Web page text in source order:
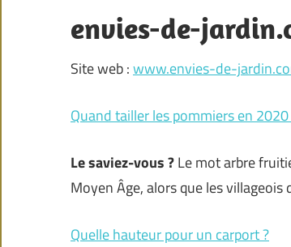
envies-de-
Site web :www.envies-de-
Quand tailler les pommiers en 2020
Le saviez-vous ?Le mot arbre
Moyen Âge, alors que les
Quelle hauteur pour un carport ?